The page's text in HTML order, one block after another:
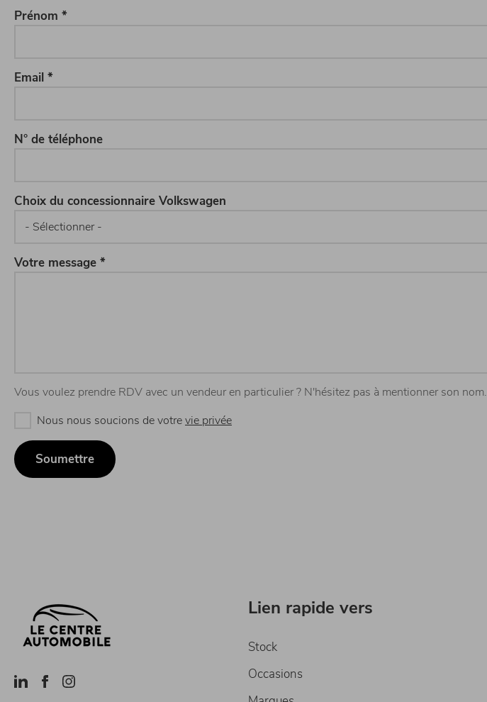
Prénom *
Email *
N° de téléphone
Choix du concessionnaire Volkswagen
Votre message *
Vous voulez prendre RDV avec un vendeur en particulier ? N'hésitez pas à mentionner son nom.
Nous nous soucions de votrevie privée
Lien rapide vers
Stock
Occasions